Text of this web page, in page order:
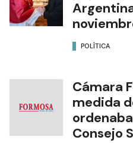
POLÍTICA
Cámara
medida
Consejo